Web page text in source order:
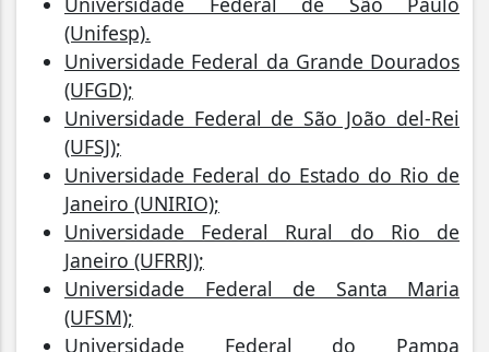
(Unifesp).
Universidade Federal da Grande Dourados
(UFGD);
Universidade Federal de São João del-Rei
(UFSJ);
Universidade Federal do Estado do Rio de
Janeiro (UNIRIO);
Universidade Federal Rural do Rio de
Janeiro (UFRRJ);
Universidade Federal de Santa Maria
(UFSM);
Universidade Federal do Pampa